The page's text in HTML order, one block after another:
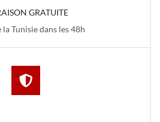
GRATUITE
Tunisie dans les 48h